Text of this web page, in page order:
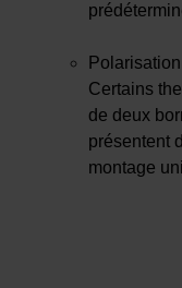
Polarisation
Certains
de deux
présentent
montage